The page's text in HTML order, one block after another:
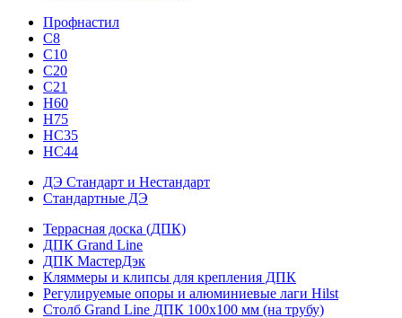
Профнастил
С8
С10
С20
С21
H60
H75
HС35
НС44
ДЭ Стандарт и Нестандарт
Стандартные ДЭ
Террасная доска (ДПК)
ДПК Grand Line
ДПК МастерДэк
Кляммеры и клипсы для крепления ДПК
Регулируемые опоры и алюминиевые лаги Hilst
Столб Grand Line ДПК 100х100 мм (на трубу)